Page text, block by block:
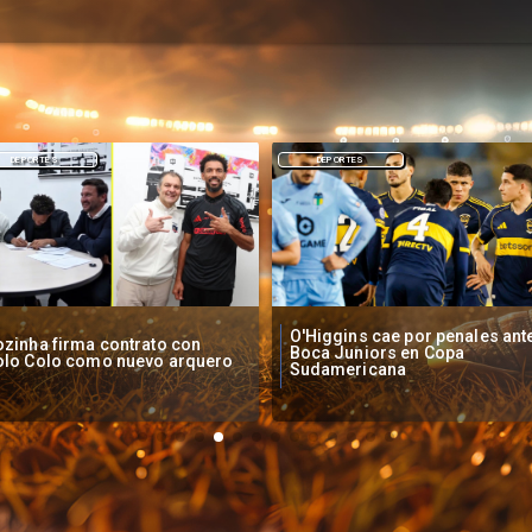
cae por penales ante
Juniors en Copa
DEPORTES
Operadores de apuestas
piden acelerar regulación en
Chile
NACIONAL